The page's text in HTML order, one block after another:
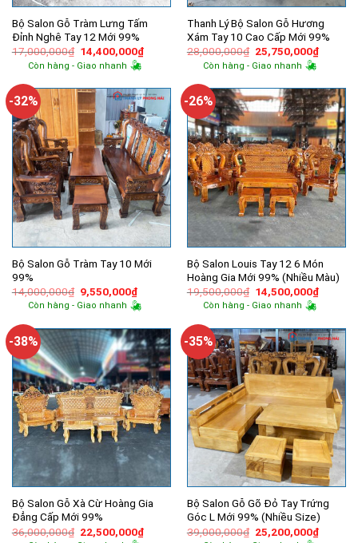
Bộ Salon Gỗ Tràm Lưng Tấm
Đỉnh Nghê Tay 12 Mới 99%
17,000,000₫ Giá
gốc
là:
14,400,000₫Giá
hiện
14,400,000₫.
Còn hàng - Giao nhanh
Thanh Lý Bộ Salon Gỗ Hương
Xám Tay 10 Cao Cấp Mới 99%
28,000,000₫ Giá
gốc
là:
25,750,000₫Giá
hiện
Còn hàng - Giao nhanh
-32%
Bộ Salon Gỗ Tràm Tay 10 Mới
99%
14,000,000₫ Giá
gốc
là:
9,550,000₫Giá
hiện
tại
9,550,000₫.
Còn hàng - Giao nhanh
-26%
Bộ Salon Louis Tay 12 6 Món
Hoàng Gia Mới 99% (Nhiều Màu)
19,500,000₫ Giá
gốc
là:
14,500,000₫Giá
hiện
Còn hàng - Giao nhanh
-38%
Bộ Salon Gỗ Xà Cừ Hoàng Gia
Đẳng Cấp Mới 99%
36,000,000₫ Giá
22,500,000₫Giá
-35%
Bộ Salon Gỗ Gõ Đỏ Tay Trứng
Góc L Mới 99% (Nhiều Size)
39,000,000₫ Giá
25,200,000₫Giá